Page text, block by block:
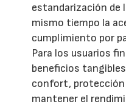
estandarización de
mismo tiempo la
cumplimiento por
Para los usuarios
beneficios
confort, protección
mantener el